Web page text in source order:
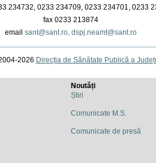
234732, 0233 234709, 0233 234701, 0233
fax 0233 213874
email sant@sant.ro, dspj.neamt@sant.ro
2026 Direcția de Sănătate Publică a
Noutăți
Știri
Comunicate M.S.
Comunicate de presă